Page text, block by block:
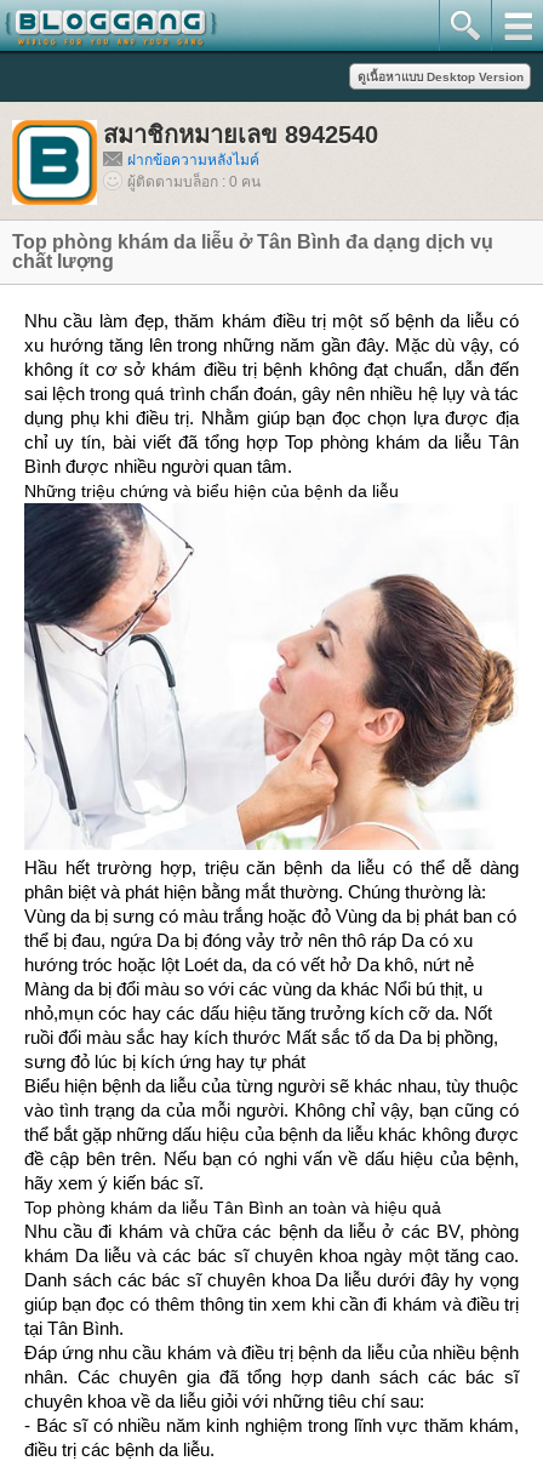
สมาชิกหมายเลข 8942540
ฝากข้อความหลังไมค์
ผู้ติดตามบล็อก : 0 คน
Top phòng khám da liễu ở Tân Bình đa dạng dịch vụ
chất lượng
Nhu cầu làm đẹp, thăm khám điều trị một số bệnh da liễu có
xu hướng tăng lên trong những năm gần đây. Mặc dù vậy, có
không ít cơ sở khám điều trị bệnh không đạt chuẩn, dẫn đến
sai lệch trong quá trình chẩn đoán, gây nên nhiều hệ lụy và tác
dụng phụ khi điều trị. Nhằm giúp bạn đọc chọn lựa được địa
chỉ uy tín, bài viết đã tổng hợp Top phòng khám da liễu Tân
Bình được nhiều người quan tâm.
Những triệu chứng và biểu hiện của bệnh da liễu
Hầu hết trường hợp, triệu căn bệnh da liễu có thể dễ dàng
phân biệt và phát hiện bằng mắt thường. Chúng thường là:
Vùng da bị sưng có màu trắng hoặc đỏ Vùng da bị phát ban có
thể bị đau, ngứa Da bị đóng vảy trở nên thô ráp Da có xu
hướng tróc hoặc lột Loét da, da có vết hở Da khô, nứt nẻ
Màng da bị đổi màu so với các vùng da khác Nổi bú thịt, u
nhỏ,mụn cóc hay các dấu hiệu tăng trưởng kích cỡ da. Nốt
ruồi đổi màu sắc hay kích thước Mất sắc tố da Da bị phồng,
sưng đỏ lúc bị kích ứng hay tự phát
Biểu hiện bệnh da liễu của từng người sẽ khác nhau, tùy thuộc
vào tình trạng da của mỗi người. Không chỉ vậy, bạn cũng có
thể bắt gặp những dấu hiệu của bệnh da liễu khác không được
đề cập bên trên. Nếu bạn có nghi vấn về dấu hiệu của bệnh,
hãy xem ý kiến bác sĩ.
Top phòng khám da liễu Tân Bình an toàn và hiệu quả
Nhu cầu đi khám và chữa các bệnh da liễu ở các BV, phòng
khám Da liễu và các bác sĩ chuyên khoa ngày một tăng cao.
Danh sách các bác sĩ chuyên khoa Da liễu dưới đây hy vọng
giúp bạn đọc có thêm thông tin xem khi cần đi khám và điều trị
tại Tân Bình.
Đáp ứng nhu cầu khám và điều trị bệnh da liễu của nhiều bệnh
nhân. Các chuyên gia đã tổng hợp danh sách các bác sĩ
chuyên khoa về da liễu giỏi với những tiêu chí sau:
- Bác sĩ có nhiều năm kinh nghiệm trong lĩnh vực thăm khám,
điều trị các bệnh da liễu.